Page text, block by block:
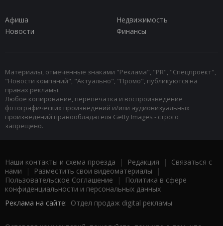
Афиша
Недвижимость
Новости
Финансы
Материалы, отмеченные знаками "Реклама", "PR", "Спецпроект",
"Новости компаний", "Актуально", "Промо", публикуются на
правах рекламы.
Любое копирование, перепечатка и воспроизведение
фотографических произведений и/или аудиовизуальных
произведений правообладателя Getty Images - строго
запрещено.
Наши контакты и схема проезда | Редакция | Связаться с
нами | Разместить свои видеоматериалы |
Пользовательское Соглашение |
Политика в сфере
конфиденциальности и персональных данных
Реклама на сайте: Отдел продаж digital рекламы